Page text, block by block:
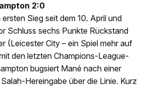
2:0
Sieg seit dem 10. April und
Schluss sechs Punkte Rückstand
(Leicester City – ein Spiel mehr auf
den letzten Champions-League-
bugsiert Mané nach einer
Hereingabe über die Linie. Kurz